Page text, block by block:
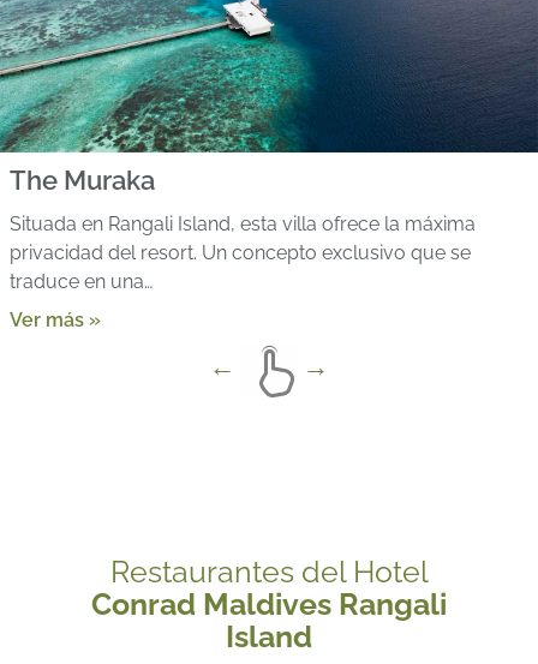
The Muraka
Situada en Rangali Island, esta villa ofrece la máxima
privacidad del resort. Un concepto exclusivo que se
traduce en una…
Ver más »
Restaurantes del Hotel
Conrad Maldives Rangali
Island